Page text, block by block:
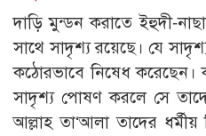
দাড়ি মুন্ডন করাতে ইহুদী-
সাথে সাদৃশ্য রয়েছে। যে
কঠোরভাবে নিষেধ করেছেন।
সাদৃশ্য পোষণ করলে সে
আল্লাহ তা‘আলা তাদের